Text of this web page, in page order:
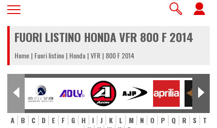
FUORI LISTINO HONDA VFR 800 F 2014
Home Fuori listino Honda VFR 800 F 2014
A B C D E F G H I J K L M N O P Q R S
T